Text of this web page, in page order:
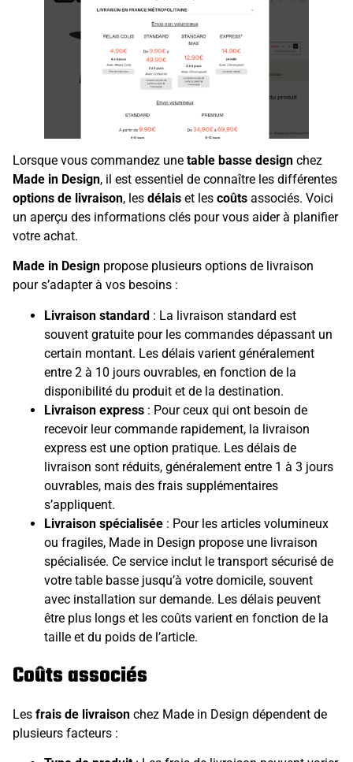
Lorsque vous commandez une table basse design chez
Made in Design, il est essentiel de connaître les différentes
options de livraison, les délais et les coûts associés. Voici
un aperçu des informations clés pour vous aider à planifier
votre achat.
Made in Design propose plusieurs options de livraison
pour s’adapter à vos besoins :
Livraison standard : La livraison standard est
souvent gratuite pour les commandes dépassant un
certain montant. Les délais varient généralement
entre 2 à 10 jours ouvrables, en fonction de la
disponibilité du produit et de la destination.
Livraison express : Pour ceux qui ont besoin de
recevoir leur commande rapidement, la livraison
express est une option pratique. Les délais de
livraison sont réduits, généralement entre 1 à 3 jours
ouvrables, mais des frais supplémentaires
s’appliquent.
Livraison spécialisée : Pour les articles volumineux
ou fragiles, Made in Design propose une livraison
spécialisée. Ce service inclut le transport sécurisé de
votre table basse jusqu’à votre domicile, souvent
avec installation sur demande. Les délais peuvent
être plus longs et les coûts varient en fonction de la
taille et du poids de l’article.
Coûts associés
Les frais de livraison chez Made in Design dépendent de
plusieurs facteurs :